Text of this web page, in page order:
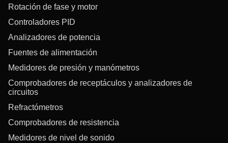
Rotación de fase y motor
Controladores PID
Analizadores de potencia
Fuentes de alimentación
Medidores de presión y manómetros
Comprobadores de receptáculos y analizadores de
circuitos
Refractómetros
Comprobadores de resistencia
Medidores de nivel de sonido